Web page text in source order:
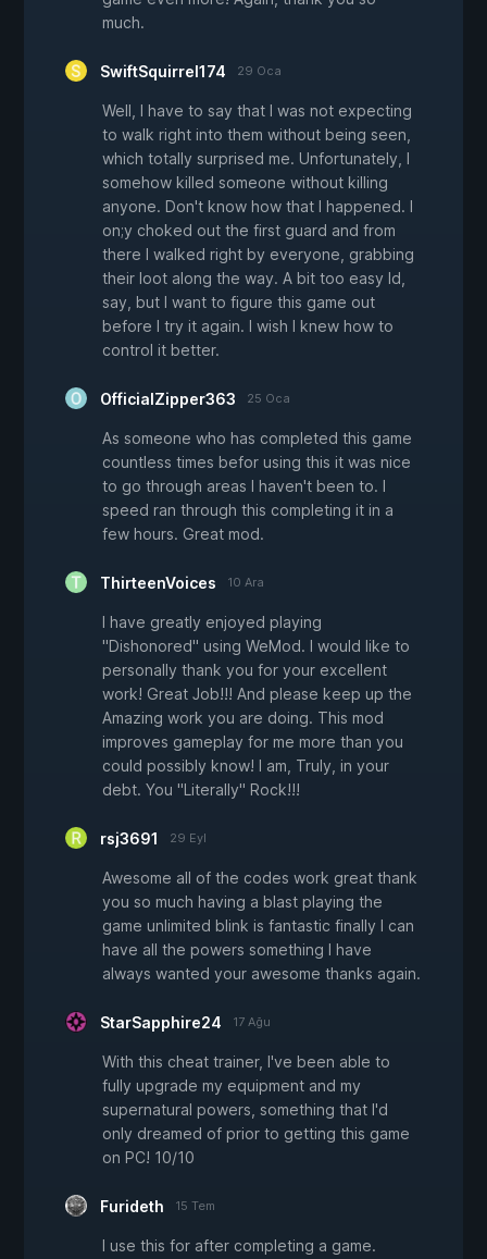
much.
SwiftSquirrel174 29 Oca
Well, I have to say that I was not expecting
to walk right into them without being seen,
which totally surprised me. Unfortunately, I
somehow killed someone without killing
anyone. Don't know how that I happened. I
on;y choked out the first guard and from
there I walked right by everyone, grabbing
their loot along the way. A bit too easy Id,
say, but I want to figure this game out
before I try it again. I wish I knew how to
control it better.
OfficialZipper363 25 Oca
As someone who has completed this game
countless times befor using this it was nice
to go through areas I haven't been to. I
speed ran through this completing it in a
few hours. Great mod.
ThirteenVoices 10 Ara
I have greatly enjoyed playing
"Dishonored" using WeMod. I would like to
personally thank you for your excellent
work! Great Job!!! And please keep up the
Amazing work you are doing. This mod
improves gameplay for me more than you
could possibly know! I am, Truly, in your
debt. You "Literally" Rock!!!
rsj3691 29 Eyl
Awesome all of the codes work great thank
you so much having a blast playing the
game unlimited blink is fantastic finally I can
have all the powers something I have
always wanted your awesome thanks again.
StarSapphire24 17 Ağu
With this cheat trainer, I've been able to
fully upgrade my equipment and my
supernatural powers, something that I'd
only dreamed of prior to getting this game
on PC! 10/10
Furideth 15 Tem
I use this for after completing a game.